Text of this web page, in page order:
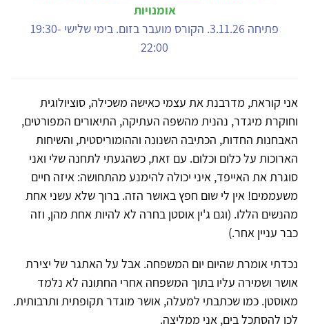
אומנויות
פתיחה 3.11.26. הקורס מועבר בזום. בימי שלישי 19:30-
22:00
אני קוראת, מדרבנת את עצמי כאישה משכילה, סוציולוגית
וחוקרת מיגדר, נהנית מהשפה העתיקה, התיאורים המפורטים,
האבחנות החדות, הכתיבה השנונה וההומוריסטית, והשיחות
הארוכות על כלום וכלום. עם זאת, כשהגעתי לתחנה שלי ואני
סוגרת את האייפד, איני יכולה להימנע מהתחושה: איזה חיים
משעממים! אין לי שום חפץ באושר הזה. ברוך שלא עשני אחת
מהנשים הללו. (וגם ג'ין אוסטן בחרה לא להיות אחת מהן, וזה
כבר עניין אחר.)
נכדתי אומרת שהיום יום המשפחה. אבל על האתגר של יצירת
אושר ושמירה עליו בתוך המשפחה אחרי החתונה לא נלמד
מאוסטן. כמו שכתבתי למעלה, אושר מוגדר תקופתית ותרבותית.
לכו להסתכל בים, אני ממליצה.